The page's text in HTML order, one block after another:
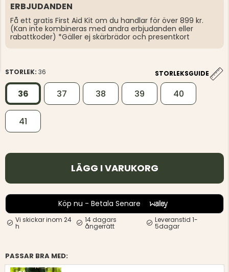
ERBJUDANDEN
Få ett gratis First Aid Kit om du handlar för över 899 kr.
(Kan inte kombineras med andra erbjudanden eller
rabattkoder) *Gäller ej skärbrädor och presentkort
STORLEK: 36 STORLEKSGUIDE
36 37 38 39 40
41
LÄGG I VARUKORG
Köp nu - Betala Senare
Vi skickar inom 24
h
14 dagars
ångerrätt
Leveranstid 1-
5dagar
PASSAR BRA MED: